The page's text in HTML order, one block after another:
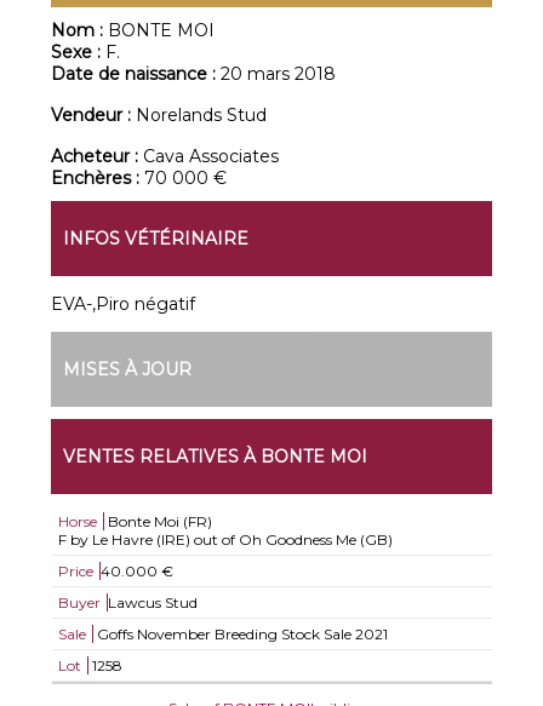
Nom : BONTE MOI
Sexe : F.
Date de naissance :20 mars 2018
Vendeur : Norelands Stud
Acheteur : Cava Associates
Enchères :70 000 €
INFOS VÉTÉRINAIRE
EVA-,Piro négatif
MISES À JOUR
VENTES RELATIVES À BONTE MOI
Horse
Bonte Moi (FR)
F by Le Havre (IRE) out of Oh Goodness Me (GB)
Price 40.000 €
Buyer Lawcus Stud
Sale
Goffs November Breeding Stock Sale 2021
Lot
1258